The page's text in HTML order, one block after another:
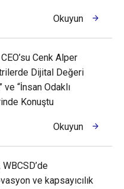
Okuyun
Cenk Alper
Dijital Değeri
ve “İnsan Odaklı
Konuştu
Okuyun
ve kapsayıcılık